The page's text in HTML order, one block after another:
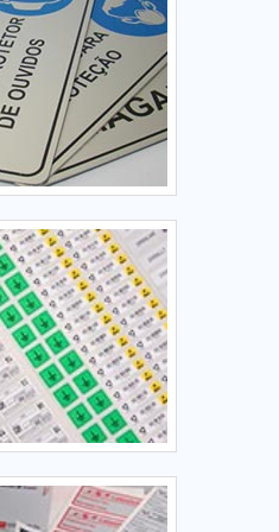
de qualidade. A Etiquetas
que atua há 15 anos em todo
máxima excelência em
e empresas do setor